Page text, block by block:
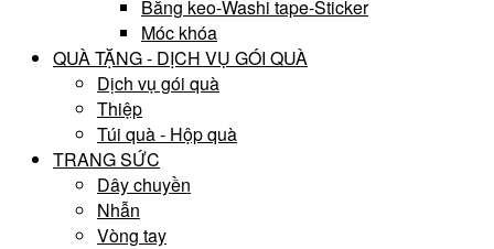
Băng keo-Washi tape-Sticker
Móc khóa
QUÀ TẶNG - DỊCH VỤ GÓI QUÀ
Dịch vụ gói quà
Thiệp
Túi quà - Hộp quà
TRANG SỨC
Dây chuyền
Nhẫn
Vòng tay